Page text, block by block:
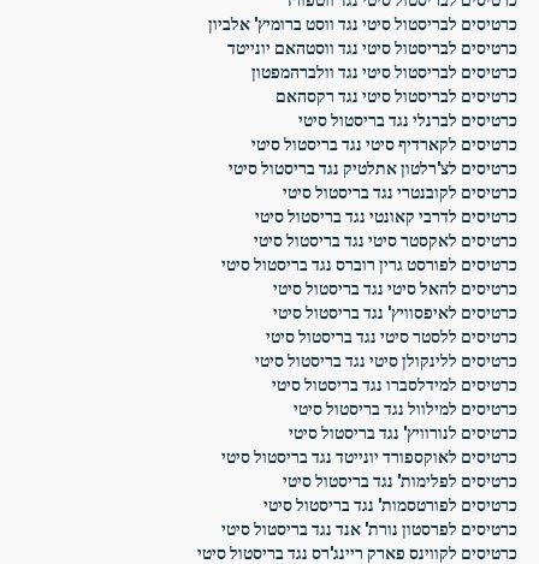
כרטיסים לבריסטול סיטי נגד ווסט ברומיץ' אלביון
כרטיסים לבריסטול סיטי נגד ווסטהאם יונייטד
כרטיסים לבריסטול סיטי נגד וולברהמפטון
כרטיסים לבריסטול סיטי נגד רקסהאם
כרטיסים לברנלי נגד בריסטול סיטי
כרטיסים לקארדיף סיטי נגד בריסטול סיטי
כרטיסים לצ'רלטון אתלטיק נגד בריסטול סיטי
כרטיסים לקובנטרי נגד בריסטול סיטי
כרטיסים לדרבי קאונטי נגד בריסטול סיטי
כרטיסים לאקסטר סיטי נגד בריסטול סיטי
כרטיסים לפורסט גרין רוברס נגד בריסטול סיטי
כרטיסים להאל סיטי נגד בריסטול סיטי
כרטיסים לאיפסוויץ' נגד בריסטול סיטי
כרטיסים ללסטר סיטי נגד בריסטול סיטי
כרטיסים ללינקולן סיטי נגד בריסטול סיטי
כרטיסים למידלסברו נגד בריסטול סיטי
כרטיסים למילוול נגד בריסטול סיטי
כרטיסים לנורוויץ' נגד בריסטול סיטי
כרטיסים לאוקספורד יונייטד נגד בריסטול סיטי
כרטיסים לפלימות' נגד בריסטול סיטי
כרטיסים לפורטסמות' נגד בריסטול סיטי
כרטיסים לפרסטון נורת' אנד נגד בריסטול סיטי
כרטיסים לקווינס פארק ריינג'רס נגד בריסטול סיטי